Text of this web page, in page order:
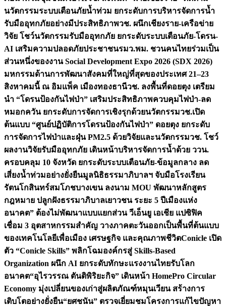
นวัตกรรมระบบเตือนภัยน้ำท่วม ยกระดับการบริหารจัดการน้ำ
รับมืออุทกภัยอย่างมีประสิทธิภาพวช. ผนึกเชียงราย-เครือข่าย
วิจัย โชว์นวัตกรรมรับมืออุทกภัย ยกระดับระบบเตือนภัย-โดรน-
AI เสริมความปลอดภัยประชาชนรมว.พม. ชวนคนไทยร่วมเป็น
ส่วนหนึ่งของงาน Social Development Expo 2026 (SDX 2026)
มหกรรมด้านการพัฒนาสังคมที่ใหญ่ที่สุดของประเทศ 21–23
สิงหาคมนี้ ณ อิมแพ็ค เมืองทองธานีวช. ลงพื้นที่ดอยตุง เตรียม
นำ “โดรนป้องกันไฟป่า” เสริมประสิทธิภาพควบคุมไฟป่า-ลด
หมอกควัน ยกระดับการจัดการเชิงรุกด้วยนวัตกรรมวช.เปิด
ต้นแบบ “ศูนย์ปฏิบัติการโดรนป้องกันไฟป่า” ดอยตุง ยกระดับ
การจัดการไฟป่าและฝุ่น PM2.5 ด้วยวิจัยและนวัตกรรมวช. โชว์
ผลงานวิจัยรับมืออุทกภัย เดินหน้าบริหารจัดการน้ำด้วย ววน.
ครอบคลุม 10 จังหวัด ยกระดับระบบเตือนภัย-ข้อมูลกลาง ลด
เสี่ยงน้ำท่วมอย่างยั่งยืนมูลนิธิธรรมาภิบาลฯ จับมือโรงเรียน
รัตนโกสินทร์สมโภชบางเขน ลงนาม MOU พัฒนาหลักสูตร
กฎหมาย ปลูกฝังธรรมาภิบาลเยาวชน ระยะ 5 ปีเมืองแห่ง
อนาคต” ต้องไม่พัฒนาแบบแยกส่วน วีเอ็นยู เอเชีย แปซิฟิค
เชื่อม 3 อุตสาหกรรมสำคัญ วางภาคตะวันออกเป็นพื้นที่ต้นแบบ
ของเทคโนโลยีเพื่อเมือง เศรษฐกิจ และคุณภาพชีวิตConicle เปิด
ตัว “Conicle Skills” พลิกโฉมองค์กรสู่ Skills-Based
Organization ผนึก AI ยกระดับทักษะแรงงานไทยรับโลก
อนาคต“อุไรวรรณ ตันติพิริยะกิจ” เดินหน้า HomePro Circular
Economy มุ่งเปลี่ยนของเก่าสู่ผลิตภัณฑ์หมุนเวียน สร้างการ
เติบโตอย่างยั่งยืน“ยศชนัน” ตรวจเยี่ยมชมโครงการแก้ไขปัญหา